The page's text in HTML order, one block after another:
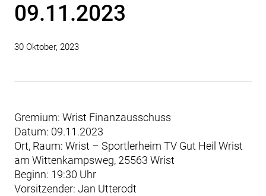
09.11.2023
30 Oktober, 2023
Gremium: Wrist Finanzausschuss
Datum: 09.11.2023
Ort, Raum: Wrist – Sportlerheim TV Gut Heil Wrist
am Wittenkampsweg, 25563 Wrist
Beginn: 19:30 Uhr
Vorsitzender: Jan Utterodt